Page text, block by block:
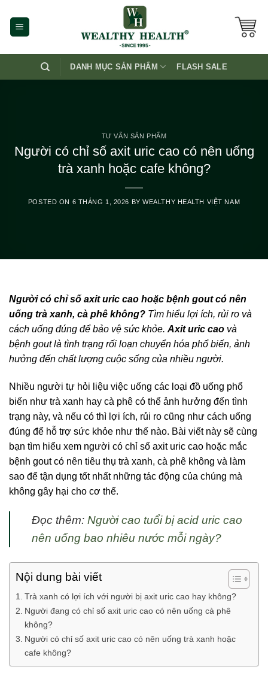
content
DANH MỤC SẢN PHẨM FLASH SALE
TƯ VẤN SẢN PHẨM
Người có chỉ số axit uric cao có nên uống
trà xanh hoặc cafe không?
POSTED ON 6 THÁNG 1, 2026 BYWEALTHY HEALTH VIỆT NAM
Người có chỉ số axit uric cao hoặc bệnh gout có nên
uống trà xanh, cà phê không? Tìm hiểu lợi ích, rủi ro và
cách uống đúng để bảo vệ sức khỏe. Axit uric cao và
bệnh gout là tình trạng rối loạn chuyển hóa phổ biến, ảnh
hưởng đến chất lượng cuộc sống của nhiều người.
Nhiều người tự hỏi liệu việc uống các loại đồ uống phổ
biến như trà xanh hay cà phê có thể ảnh hưởng đến tình
trạng này, và nếu có thì lợi ích, rủi ro cũng như cách uống
đúng để hỗ trợ sức khỏe như thế nào. Bài viết này sẽ cùng
bạn tìm hiểu xem người có chỉ số axit uric cao hoặc mắc
bệnh gout có nên tiêu thụ trà xanh, cà phê không và làm
sao để tận dụng tốt nhất những tác động của chúng mà
không gây hại cho cơ thể.
Đọc thêm: Người cao tuổi bị acid uric cao
nên uống bao nhiêu nước mỗi ngày?
Nội dung bài viết
Trà xanh có lợi ích với người bị axit uric cao hay không?
Người đang có chỉ số axit uric cao có nên uống cà phê
không?
Người có chỉ số axit uric cao có nên uống trà xanh hoặc
cafe không?